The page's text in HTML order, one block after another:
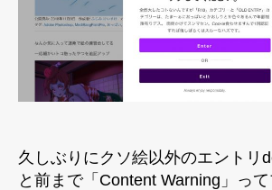
ラ
グ
イ
ン
“Passster
へ
の
久しぶりにクソ絵以外のエントリ
と前まで「Content Warning」っ